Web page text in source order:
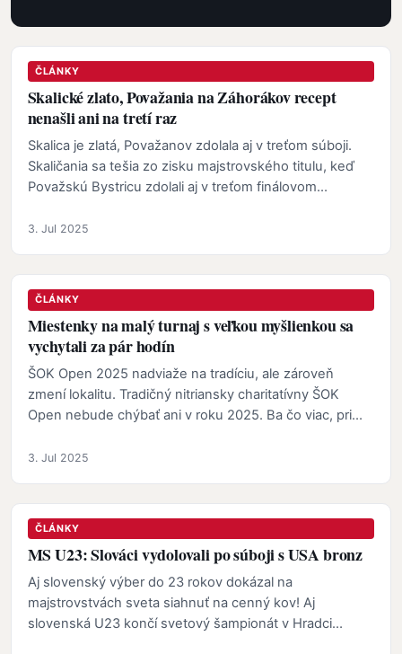
ČLÁNKY
Skalické zlato, Považania na Záhorákov recept
nenašli ani na tretí raz
Skalica je zlatá, Považanov zdolala aj v treťom súboji.
Skaličania sa tešia zo zisku majstrovského titulu, keď
Považskú Bystricu zdolali aj v treťom finálovom…
3. Jul 2025
ČLÁNKY
Miestenky na malý turnaj s veľkou myšlienkou sa
vychytali za pár hodín
ŠOK Open 2025 nadviaže na tradíciu, ale zároveň
zmení lokalitu. Tradičný nitriansky charitatívny ŠOK
Open nebude chýbať ani v roku 2025. Ba čo viac, pri…
3. Jul 2025
ČLÁNKY
MS U23: Slováci vydolovali po súboji s USA bronz
Aj slovenský výber do 23 rokov dokázal na
majstrovstvách sveta siahnuť na cenný kov! Aj
slovenská U23 končí svetový šampionát v Hradci